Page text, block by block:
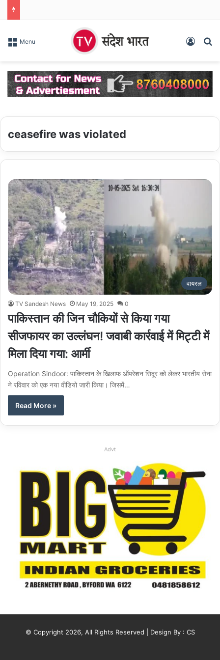
Menu Log In
ceasefire was violated
वायरल
TV Sandesh News May 19, 2025 0
पाकिस्तान की जिन चौकियों से किया गया
सीजफायर का उल्लंघन! जवाबी कार्रवाई में मिट्टी में
मिला दिया गया: आर्मी
Operation Sindoor: पाकिस्तान के खिलाफ ऑपरेशन सिंदूर को लेकर भारतीय सेना
ने रविवार को एक नया वीडियो जारी किया। जिसमें…
Read More »
Advt
© Copyright 2026, All Rights Reserved | Design By : CS